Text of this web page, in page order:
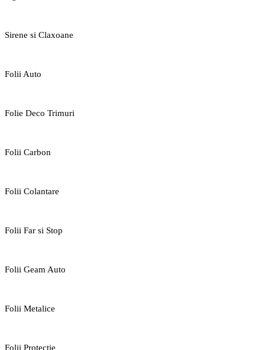
Sirene si Claxoane
Folii Auto
Folie Deco Trimuri
Folii Carbon
Folii Colantare
Folii Far si Stop
Folii Geam Auto
Folii Metalice
Folii Protectie